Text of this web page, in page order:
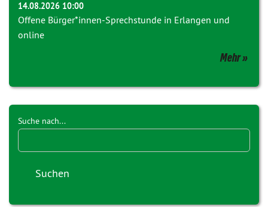
14.08.2026 10:00
Offene Bürger*innen-Sprechstunde in Erlangen und
online
Mehr
Suche nach...